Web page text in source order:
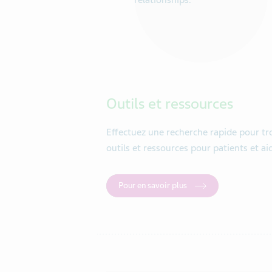
Outils et ressources
Effectuez une recherche rapide pour
outils et ressources pour patients et
Pour en savoir plus